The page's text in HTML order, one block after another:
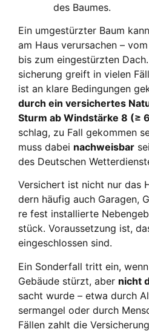
des Bau­mes.
Ein umge­stürz­ter Baum
am Haus ver­ur­sa­chen –
bis zum ein­ge­stürz­ten
si­che­rung greift in vie­len
ist an kla­re Bedin­gun­gen
durch ein ver­si­cher­tes
Sturm ab Wind­stär­ke 8 (≥
schlag, zu Fall gekom­men
muss dabei nach­weis­bar
des Deut­schen
Ver­si­chert ist nicht nur das
dern häu­fig auch Gara­gen,
re fest instal­lier­te
stück. Vor­aus­set­zung ist,
ein­ge­schlos­sen sind.
Ein Son­der­fall tritt ein,
Gebäu­de stürzt, aber nicht
sacht wur­de – etwa durch
ser­man­gel oder durch
Fäl­len zahlt die Ver­si­che­rung